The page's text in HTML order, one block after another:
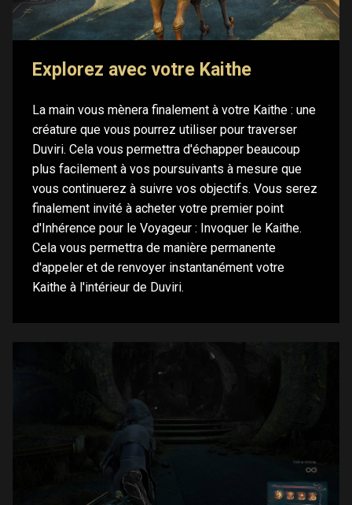
Explorez avec votre Kaithe
La main vous mènera finalement à votre Kaithe : une
créature que vous pourrez utiliser pour traverser
Duviri. Cela vous permettra d'échapper beaucoup
plus facilement à vos poursuivants à mesure que
vous continuerez à suivre vos objectifs. Vous serez
finalement invité à acheter votre premier point
d'Inhérence pour le Voyageur : Invoquer le Kaithe.
Cela vous permettra de manière permanente
d'appeler et de renvoyer instantanément votre
Kaithe à l'intérieur de Duviri.